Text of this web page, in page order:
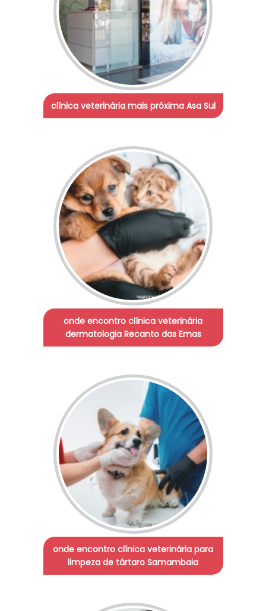
clínica veterinária mais próxima Asa Sul
onde encontro clínica veterinária
dermatologia Recanto das Emas
onde encontro clínica veterinária para
limpeza de tártaro Samambaia